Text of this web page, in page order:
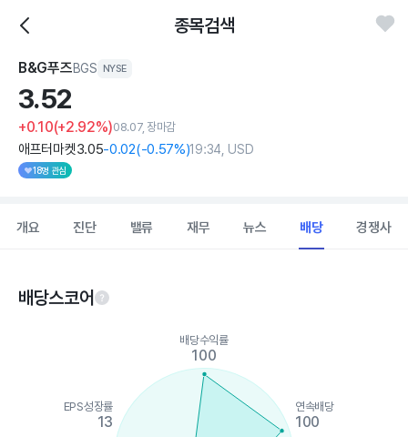
종목검색
B&G푸즈BGS NYSE
3.52
+0.10(+2.92%)08.07, 장마감
애프터마켓3.05-0.02(-0.57%)19:34, USD
18명 관심
개요 진단 밸류 재무 뉴스 배당 경쟁사
배당스코어
The chart has 1 X axis displaying categories.
The chart has 1 Y axis displaying values. Data ranges from 13
배당수익률
100
연속배당
100
EPS성장률
13